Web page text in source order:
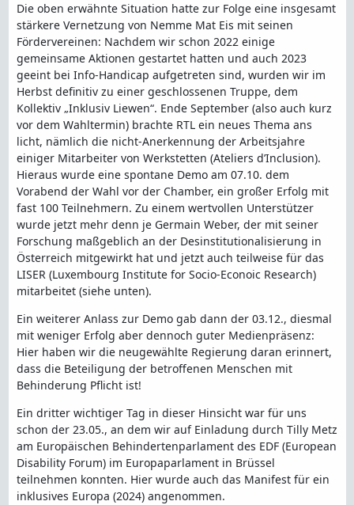
Die oben erwähnte Situation hatte zur Folge eine insgesamt
stärkere Vernetzung von Nemme Mat Eis mit seinen
Fördervereinen: Nachdem wir schon 2022 einige
gemeinsame Aktionen gestartet hatten und auch 2023
geeint bei Info-Handicap aufgetreten sind, wurden wir im
Herbst definitiv zu einer geschlossenen Truppe, dem
Kollektiv „Inklusiv Liewen“. Ende September (also auch kurz
vor dem Wahltermin) brachte RTL ein neues Thema ans
licht, nämlich die nicht-Anerkennung der Arbeitsjahre
einiger Mitarbeiter von Werkstetten (Ateliers d’Inclusion).
Hieraus wurde eine spontane Demo am 07.10. dem
Vorabend der Wahl vor der Chamber, ein großer Erfolg mit
fast 100 Teilnehmern. Zu einem wertvollen Unterstützer
wurde jetzt mehr denn je Germain Weber, der mit seiner
Forschung maßgeblich an der Desinstitutionalisierung in
Österreich mitgewirkt hat und jetzt auch teilweise für das
LISER (Luxembourg Institute for Socio-Econoic Research)
mitarbeitet (siehe unten).
Ein weiterer Anlass zur Demo gab dann der 03.12., diesmal
mit weniger Erfolg aber dennoch guter Medienpräsenz:
Hier haben wir die neugewählte Regierung daran erinnert,
dass die Beteiligung der betroffenen Menschen mit
Behinderung Pflicht ist!
Ein dritter wichtiger Tag in dieser Hinsicht war für uns
schon der 23.05., an dem wir auf Einladung durch Tilly Metz
am Europäischen Behindertenparlament des EDF (European
Disability Forum) im Europaparlament in Brüssel
teilnehmen konnten. Hier wurde auch das Manifest für ein
inklusives Europa (2024) angenommen.